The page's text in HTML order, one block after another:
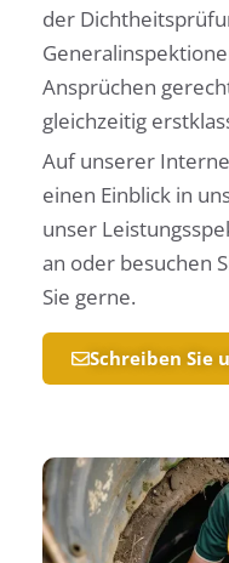
der
Ansprüchen
gleichzeitig
Auf unserer
einen Einblick in
unser
an oder besuchen
Sie gerne.
Schreiben Sie